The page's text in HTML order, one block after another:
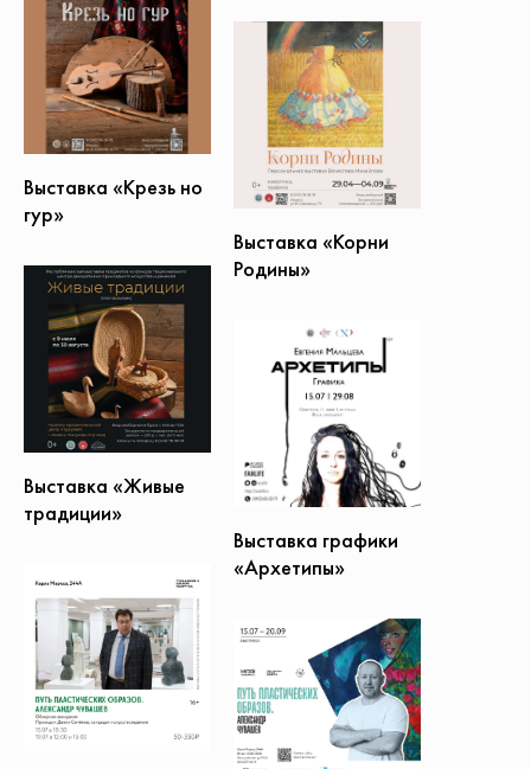
Выставка «Крезь но
гур»
Выставка «Корни
Родины»
Выставка «Живые
традиции»
Выставка графики
«Архетипы»